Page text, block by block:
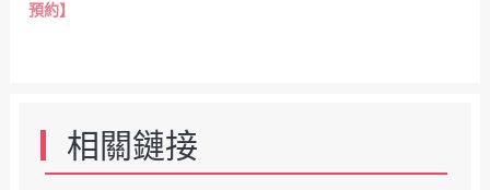
預約】
相關鏈接